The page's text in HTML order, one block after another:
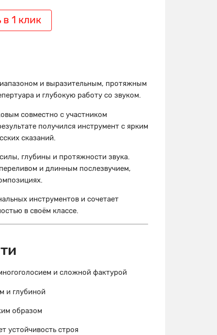
в 1 клик
и выразительным, протяжным
и глубокую работу со звуком.
совместно с участником
получился инструмент с ярким
сказаний.
глубины и протяжности звука.
и длинным послезвучием,
инструментов и сочетает
в своём классе.
и сложной фактурой
и глубиной
образом
устойчивость строя